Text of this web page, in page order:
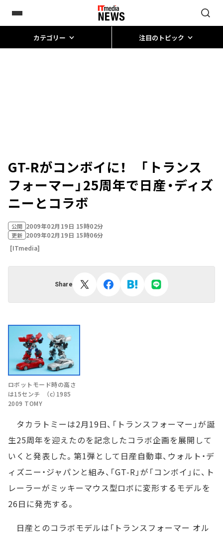
カテゴリー 注目のトピック
GT-Rがコンボイに！ 「トランス
フォーマー」25周年で日産・ディズ
ニーとコラボ
公開 2009年02月19日 15時02分
更新 2009年02月19日 15時06分
[ITmedia]
Share
ロボットモード時の高さ
は15センチ （c）1985
2009 TOMY
タカラトミーは2月19日、「トランスフォーマー」が誕
生25周年を迎えたのを記念したコラボ企画を展開して
いくと発表した。第1弾として日産自動車、ウォルト・デ
ィズニー・ジャパンと組み、「GT-R」が「コンボイ」に、ト
レーラーがミッキーマウス型ロボに変形するモデルを
26日に発売する。
日産とのコラボモデルは「トランスフォーマー オル